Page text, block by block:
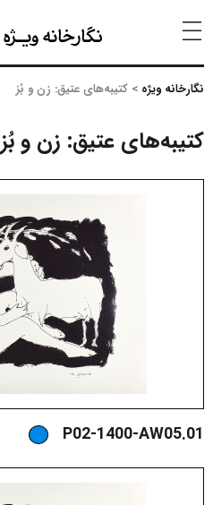
نگارخانه ویژه > کتیبه‌های عتیق: زن و بُز
کتیبه‌های عتیق: زن و بُز
P02-1400-AW05.01